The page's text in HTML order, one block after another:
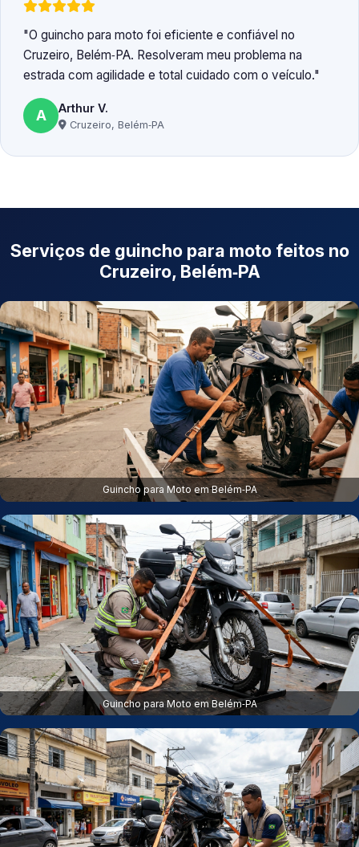
O guincho para moto foi eficiente e confiável no
Cruzeiro, Belém‑PA. Resolveram meu problema na
estrada com agilidade e total cuidado com o veículo.
A Arthur V.
Cruzeiro, Belém‑PA
Serviços de guincho para moto feitos no
Cruzeiro, Belém‑PA
Guincho para Moto em Belém‑PA
Guincho para Moto em Belém‑PA